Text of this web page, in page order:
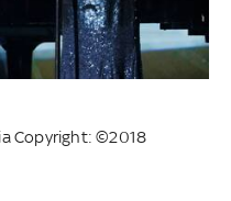
Copyright: ©2018